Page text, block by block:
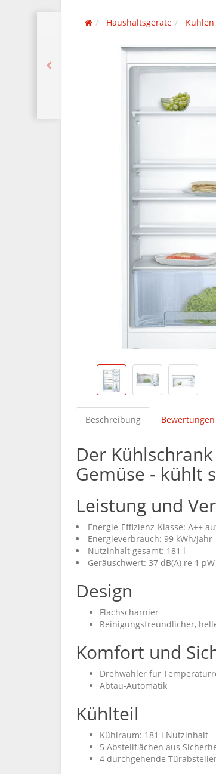
Haushaltsgeräte
Beschreibung Bewertungen
Der
Gemüse - kühlt
Leistung und
Energie-Effizienz-Klasse: A++
Energieverbrauch: 99 kWh/Jahr
Nutzinhalt gesamt: 181 l
Geräuschwert: 37 dB(A) re 1 pW
Design
Flachscharnier
Reinigungsfreundlicher,
Komfort und
Drehwähler für
Abtau-Automatik
Kühlteil
Kühlraum: 181 l Nutzinhalt
5 Abstellflächen aus
4 durchgehende